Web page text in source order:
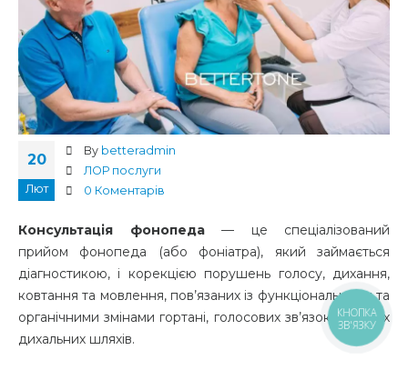
20
Лют
By betteradmin
ЛОР послуги
0 Коментарів
Консультація фонопеда— це спеціалізований
прийом фонопеда (або фоніатра), який займається
діагностикою, і корекцією порушень голосу, дихання,
ковтання та мовлення, пов’язаних із функціональними та
органічними змінами гортані, голосових зв’язок і верхніх
дихальних шляхів.
КНОПКА
ЗВ'ЯЗКУ